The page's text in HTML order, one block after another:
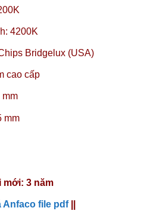
4200K
Bridgelux (USA)
cao cấp
mm
mới: 3 năm
Anfaco file pdf